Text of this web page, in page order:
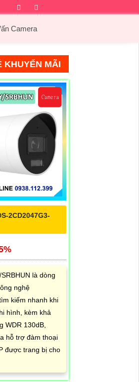
Facebook
Camera
KHUYẾN MÃI
2CD2047G3-
là dòng
nghệ
kiếm nhanh khi
hình, kèm khả
WDR 130dB,
hỗ trợ đàm thoại
được trang bị cho